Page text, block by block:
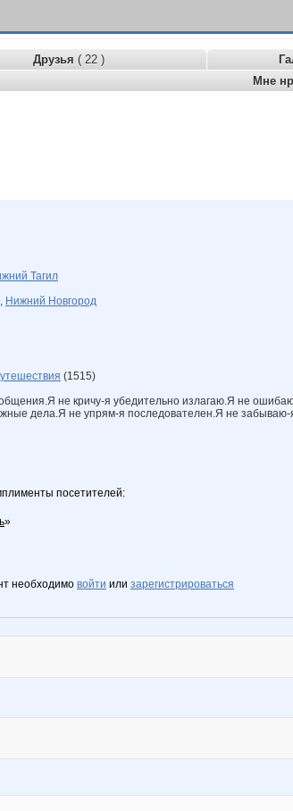
Друзья ( 22 )
Мне
Тагил
, Нижний Новгород
(1515)
не кричу-я убедительно излагаю.Я не
дела.Я не упрям-я последователен.Я не
посетителей:
»
необходимо войти или зарегистрироваться